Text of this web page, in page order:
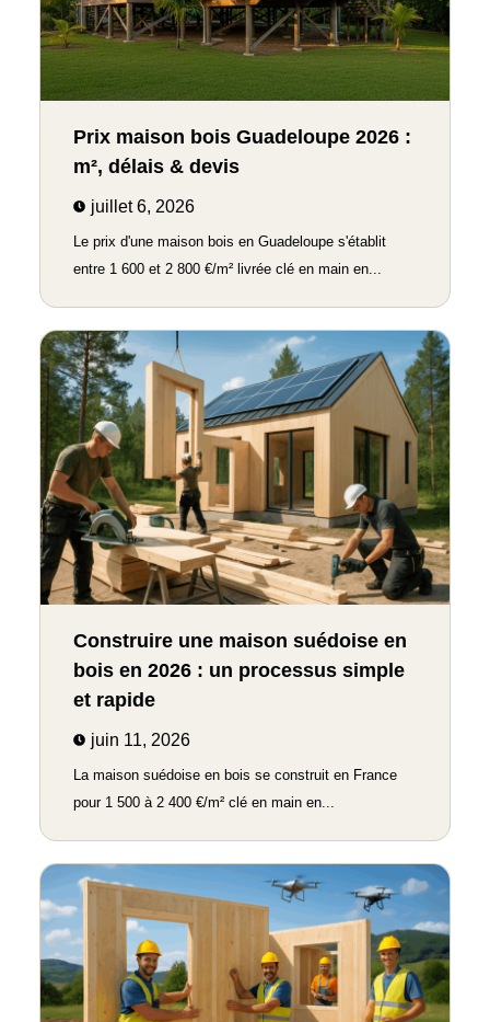
Prix maison bois Guadeloupe 2026 :
m², délais & devis
juillet 6, 2026
Le prix d'une maison bois en Guadeloupe s'établit
entre 1 600 et 2 800 €/m² livrée clé en main en...
Construire une maison suédoise en
bois en 2026 : un processus simple
et rapide
juin 11, 2026
La maison suédoise en bois se construit en France
pour 1 500 à 2 400 €/m² clé en main en...